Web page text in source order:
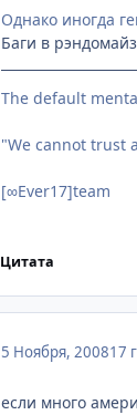
Однако иногда
Баги в
The default
"We cannot trust
[∞Ever17]team
Цитата
5 Ноября, 200817 г
если много